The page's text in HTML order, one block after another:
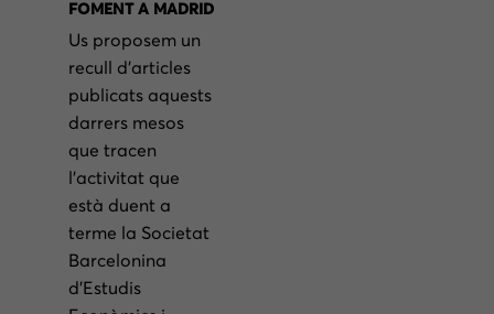
FOMENT A MADRID
Us proposem un
recull d’articles
publicats aquests
darrers mesos
que tracen
l’activitat que
està duent a
terme la Societat
Barcelonina
d’Estudis